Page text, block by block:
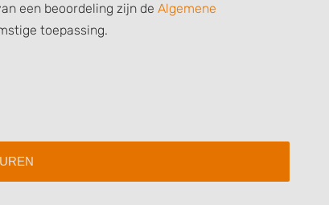
een beoordeling zijn de Algemene
toepassing.
different